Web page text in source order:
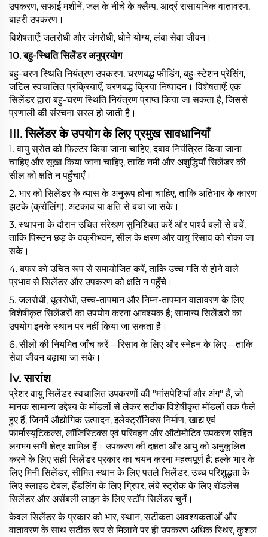
उपकरण, सफाई मशीनें, जल के नीचे के क्लैम्प, आर्द्र रासायनिक वातावरण,
बाहरी उपकरण।
विशेषताएँ: जलरोधी और जंगरोधी, धोने योग्य, लंबा सेवा जीवन।
10. बहु-स्थिति सिलेंडर अनुप्रयोग
बहु-चरण स्थिति नियंत्रण उपकरण, चरणबद्ध फीडिंग, बहु-स्टेशन प्रेसिंग,
जटिल स्वचालित प्रक्रियाएँ, चरणबद्ध क्रिया निष्पादन। विशेषताएँ: एक
सिलेंडर द्वारा बहु-चरण स्थिति नियंत्रण प्राप्त किया जा सकता है, जिससे
प्रणाली की संरचना सरल हो जाती है।
III.सिलेंडर के उपयोग के लिए प्रमुख सावधानियाँ
1. वायु स्रोत को फ़िल्टर किया जाना चाहिए, दबाव नियंत्रित किया जाना
चाहिए और सूखा किया जाना चाहिए, ताकि नमी और अशुद्धियाँ सिलेंडर की
सील को क्षति न पहुँचाएँ।
2. भार को सिलेंडर के व्यास के अनुरूप होना चाहिए, ताकि अतिभार के कारण
झटके (क्रॉलिंग), अटकाव या क्षति से बचा जा सके।
3. स्थापना के दौरान उचित संरेखण सुनिश्चित करें और पार्श्व बलों से बचें,
ताकि पिस्टन छड़ के वक्रीभवन, सील के क्षरण और वायु रिसाव को रोका जा
सके।
4. बफर को उचित रूप से समायोजित करें, ताकि उच्च गति से होने वाले
प्रभाव से सिलेंडर और उपकरण को क्षति न पहुँचे।
5. जलरोधी, धूलरोधी, उच्च-तापमान और निम्न-तापमान वातावरण के लिए
विशेषीकृत सिलेंडरों का उपयोग करना आवश्यक है; सामान्य सिलेंडरों का
उपयोग इनके स्थान पर नहीं किया जा सकता है।
6. सीलों की नियमित जाँच करें—रिसाव के लिए और स्नेहन के लिए—ताकि
सेवा जीवन बढ़ाया जा सके।
Iv.सारांश
प्रेशर वायु सिलेंडर स्वचालित उपकरणों की "मांसपेशियाँ और अंग" हैं, जो
मानक सामान्य उद्देश्य के मॉडलों से लेकर सटीक विशेषीकृत मॉडलों तक फैले
हुए हैं, जिनमें औद्योगिक उत्पादन, इलेक्ट्रॉनिक्स निर्माण, खाद्य एवं
फार्मास्यूटिकल्स, लॉजिस्टिक्स एवं परिवहन और ऑटोमोटिव उपकरण सहित
लगभग सभी क्षेत्र शामिल हैं। उपकरण की दक्षता और आयु को अनुकूलित
करने के लिए सही सिलेंडर प्रकार का चयन करना महत्वपूर्ण है: हल्के भार के
लिए मिनी सिलेंडर, सीमित स्थान के लिए पतले सिलेंडर, उच्च परिशुद्धता के
लिए स्लाइड टेबल, हैंडलिंग के लिए ग्रिपर, लंबे स्ट्रोक के लिए रॉडलेस
सिलेंडर और असेंबली लाइन के लिए स्टॉप सिलेंडर चुनें।
केवल सिलेंडर के प्रकार को भार, स्थान, सटीकता आवश्यकताओं और
वातावरण के साथ सटीक रूप से मिलाने पर ही उपकरण अधिक स्थिर, कुशल